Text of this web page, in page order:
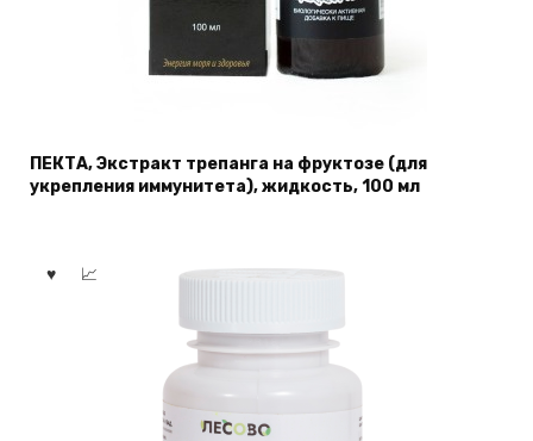
ПЕКТА, Экстракт трепанга на фруктозе (для
укрепления иммунитета), жидкость, 100 мл